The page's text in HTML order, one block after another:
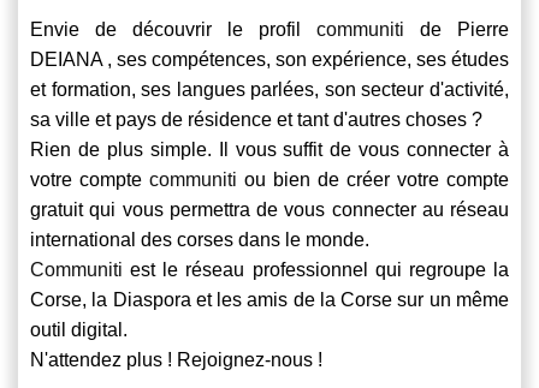
Envie de découvrir le profil communiti de Pierre
DEIANA , ses compétences, son expérience, ses études
et formation, ses langues parlées, son secteur d'activité,
sa ville et pays de résidence et tant d'autres choses ?
Rien de plus simple. Il vous suffit de vous connecter à
votre compte communiti ou bien de créer votre compte
gratuit qui vous permettra de vous connecter au réseau
international des corses dans le monde.
Communiti est le réseau professionnel qui regroupe la
Corse, la Diaspora et les amis de la Corse sur un même
outil digital.
N'attendez plus ! Rejoignez-nous !